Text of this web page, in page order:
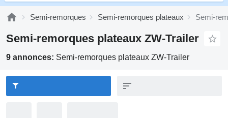
Semi-remorques Semi-remorques plateaux Semi-
Semi-remorques plateaux ZW-Trailer
9 annonces: Semi-remorques plateaux ZW-Trailer